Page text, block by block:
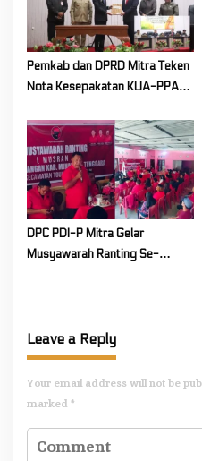
Pemkab dan DPRD Mitra Teken
Nota Kesepakatan KUA-PPAS
DPC PDI-P Mitra Gelar
Musyawarah Ranting Se-
Leave a Reply
Your email address will not be
marked *